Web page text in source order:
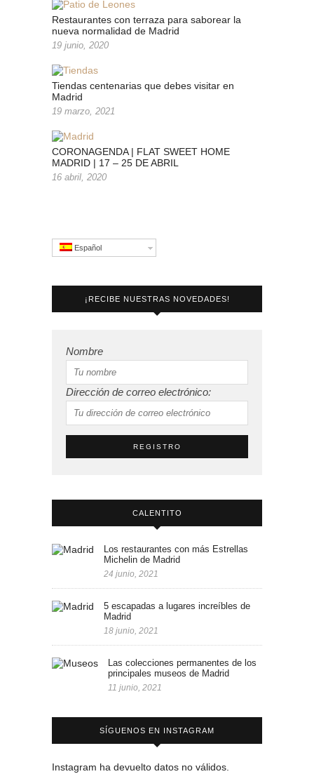
Restaurantes con terraza para saborear la
nueva normalidad de Madrid
19 junio, 2020
Tiendas centenarias que debes visitar en
Madrid
19 marzo, 2021
CORONAGENDA | FLAT SWEET HOME
MADRID | 17 – 25 DE ABRIL
16 abril, 2020
Español
¡RECIBE NUESTRAS NOVEDADES!
Nombre
Dirección de correo electrónico:
CALENTITO
Los restaurantes con más Estrellas
Michelin de Madrid
24 junio, 2021
5 escapadas a lugares increíbles de
Madrid
18 junio, 2021
Las colecciones permanentes de los
principales museos de Madrid
11 junio, 2021
SÍGUENOS EN INSTAGRAM
Instagram ha devuelto datos no válidos.